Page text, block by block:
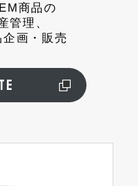
商品の
管理、
画・販売